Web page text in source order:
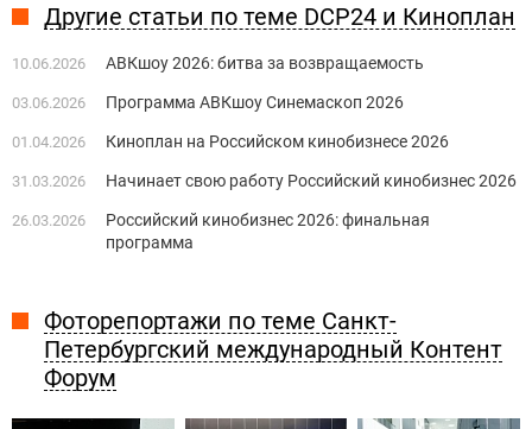
Другие статьи по теме DCP24 и Киноплан
10.06.2026 АВКшоу 2026: битва за возвращаемость
03.06.2026 Программа АВКшоу Синемаскоп 2026
01.04.2026 Киноплан на Российском кинобизнесе 2026
31.03.2026 Начинает свою работу Российский кинобизнес 2026
26.03.2026
Российский кинобизнес 2026: финальная
программа
Фоторепортажи по теме Санкт-
Петербургский международный Контент
Форум